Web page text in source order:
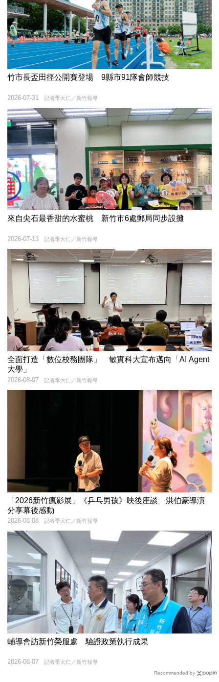
竹市長盃田徑公開賽登場 9縣市91隊會師競技
記者季大仁／新竹報導
2026-07-31
來自尖石最香甜的水蜜桃 新竹市6處郵局同步設攤
記者季大仁／新竹報導
2026-07-13
全面打造「數位校務團隊」 敏實科大宣布邁向「AI Agent
大學」
記者季大仁／新竹報導
2026-08-07
「2026新竹瘋影展」《乒乓男孩》映後座談 洪伯豪導演
分享幕後感動
記者季大仁／新竹報導
2026-08-08
輔導會訪新竹榮服處 驗證政策執行成果
記者季大仁／新竹報導
2026-08-07
Recommended by